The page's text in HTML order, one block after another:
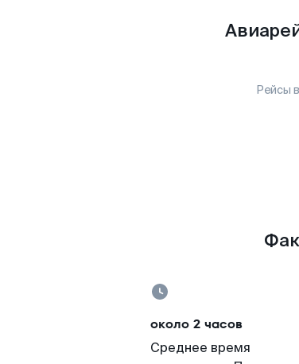
Рейсы
около 2 часов
Среднее время